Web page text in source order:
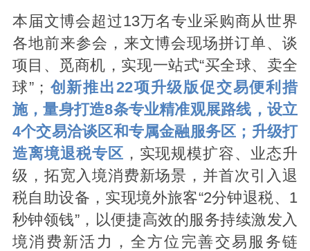
本届文博会超过13万名专业采购商从世界
各地前来参会，来文博会现场拼订单、谈
项目、觅商机，实现一站式“买全球、卖全
球”； 创新推出22项升级版促交易便利措
施，量身打造8条专业精准观展路线，设立
4个交易洽谈区和专属金融服务区； 升级打
造离境退税专区 ，实现规模扩容、业态升
级，拓宽入境消费新场景，并首次引入退
税自助设备，实现境外旅客“2分钟退税、1
秒钟领钱”，以便捷高效的服务持续激发入
境消费新活力，全方位完善交易服务链